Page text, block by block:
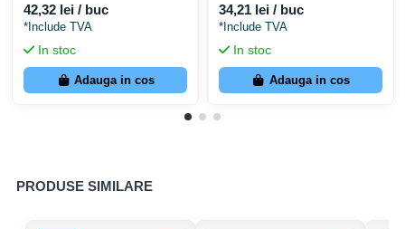
42,32 lei / buc
*Include TVA
In stoc
Adauga in cos
34,21 lei / buc
*Include TVA
In stoc
Adauga in cos
PRODUSE SIMILARE